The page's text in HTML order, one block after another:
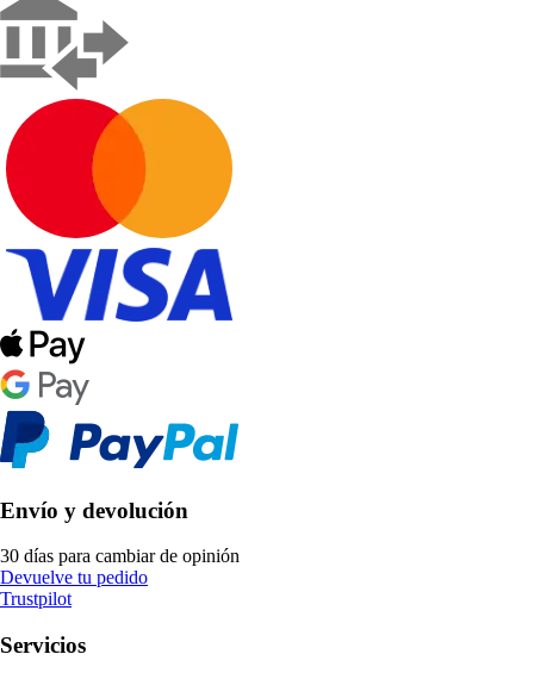
Envío y devolución
30 días para cambiar de opinión
Devuelve tu pedido
Trustpilot
Servicios